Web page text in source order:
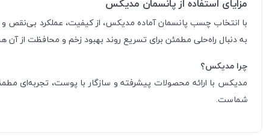
با انتخاب چسب پانسمان آماده مدیکس، از کیفیت، عملکرد بی‌نقص و
به دنبال راه‌حلی مطمئن برای تسریع روند بهبود زخم و محافظت از آن
چرا مدیکس؟
مدیکس با ارائه محصولات پیشرفته و سازگار با پوست، تجربه‌ای
شماست.